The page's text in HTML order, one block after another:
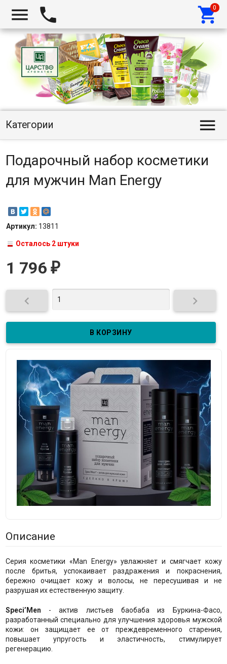
  
Категории 
Подарочный набор косметики
для мужчин Man Energy
Артикул: 13811
Осталось 2 штуки
1 796 ₽
 
Описание
Серия косметики «Мan Energy» увлажняет и смягчает кожу
после бритья, успокаивает раздражения и покраснения,
бережно очищает кожу и волосы, не пересушивая и не
разрушая их естественную защиту.
Speci’Men - актив листьев баобаба из Буркина-Фасо,
разработанный специально для улучшения здоровья мужской
кожи: он защищает ее от преждевременного старения,
повышает упругость и эластичность, стимулирует
регенерацию.